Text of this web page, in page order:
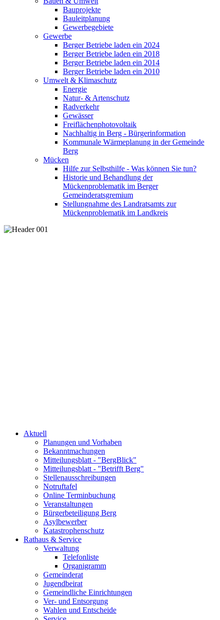
Bauprojekte
Bauleitplanung
Gewerbegebiete
Gewerbe
Berger Betriebe laden ein 2024
Berger Betriebe laden ein 2018
Berger Betriebe laden ein 2014
Berger Betriebe laden ein 2010
Umwelt & Klimaschutz
Energie
Natur- & Artenschutz
Radverkehr
Gewässer
Freiflächenphotovoltaik
Nachhaltig in Berg - Bürgerinformation
Kommunale Wärmeplanung in der Gemeinde
Berg
Mücken
Hilfe zur Selbsthilfe - Was können Sie tun?
Historie und Behandlung der
Mückenproblematik im Berger
Gemeinderatsgremium
Stellungnahme des Landratsamts zur
Mückenproblematik im Landkreis
Aktuell
Planungen und Vorhaben
Bekanntmachungen
Mitteilungsblatt - "BergBlick"
Mitteilungsblatt - "Betrifft Berg"
Stellenausschreibungen
Notruftafel
Online Terminbuchung
Veranstaltungen
Bürgerbeteiligung Berg
Asylbewerber
Katastrophenschutz
Rathaus & Service
Verwaltung
Telefonliste
Organigramm
Gemeinderat
Jugendbeirat
Gemeindliche Einrichtungen
Ver- und Entsorgung
Wahlen und Entscheide